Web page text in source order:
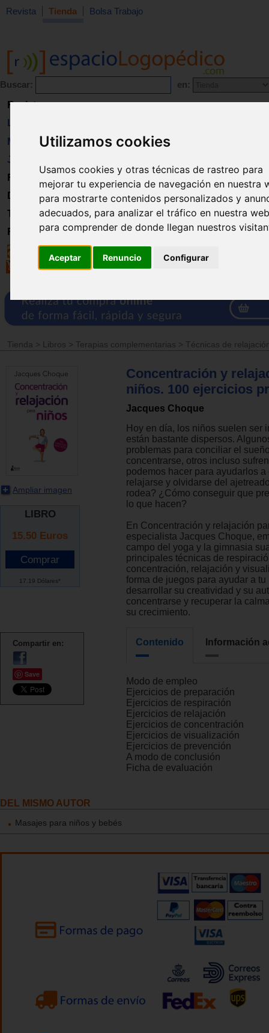
Utilizamos cookies
Usamos cookies y otras técnicas de rastreo para
mejorar tu experiencia de navegación en nuestra
para mostrarte contenidos personalizados y
adecuados, para analizar el tráfico en nuestra
para comprender de donde llegan nuestros
Aceptar Renuncio Configurar
Revista Tienda Bolsa Trabajo
Buscar: en:
Revista
Libros
Material
Juguetes
Formación
Directorio
Trabajo
Registro
Tienda > Libros > Terapias complementarias > Técnicas de
Ampliar imagen
LIBRO
15.50 Euros
17.19 Dólares*
Compartir en:
Save
Concentración y
niños. 100 ejercicios
Jacques Choque
Hoy en día, los niños suelen ser
están bastante dispersos.
problemas para conciliar el
concentrarse, otros incluso
podemos hacer para ayudarlos a
relajarse y olvidarse del
rodea? ¿Cómo conseguir que
lo que hacen?
En Concentración y relajación
especialista Jacques Choque,
campo del yoga y la gimnasia
principales técnicas de
concentración, relajación y
forma de juegos para ayudar a tu
desarrollar su creatividad y su
concentrarse y recuperar la
su crecimiento.
Contenido Información
Modo de empleo
Ejercicios de preparación
Ejercicios de respiración
Ejercicios de relajación
Ejercicios de concentración
Ejercicios de visualización
Ejercicios de prevención
A modo de conclusión
Ficha de evaluación
DEL MISMO AUTOR
Masajes para niños y bebés